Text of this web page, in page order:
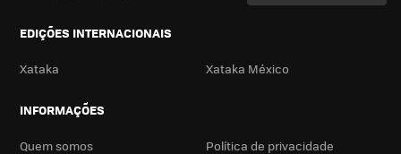
EDIÇÕES INTERNACIONAIS
Xataka Xataka México
INFORMAÇÕES
Quem somos Política de privacidade